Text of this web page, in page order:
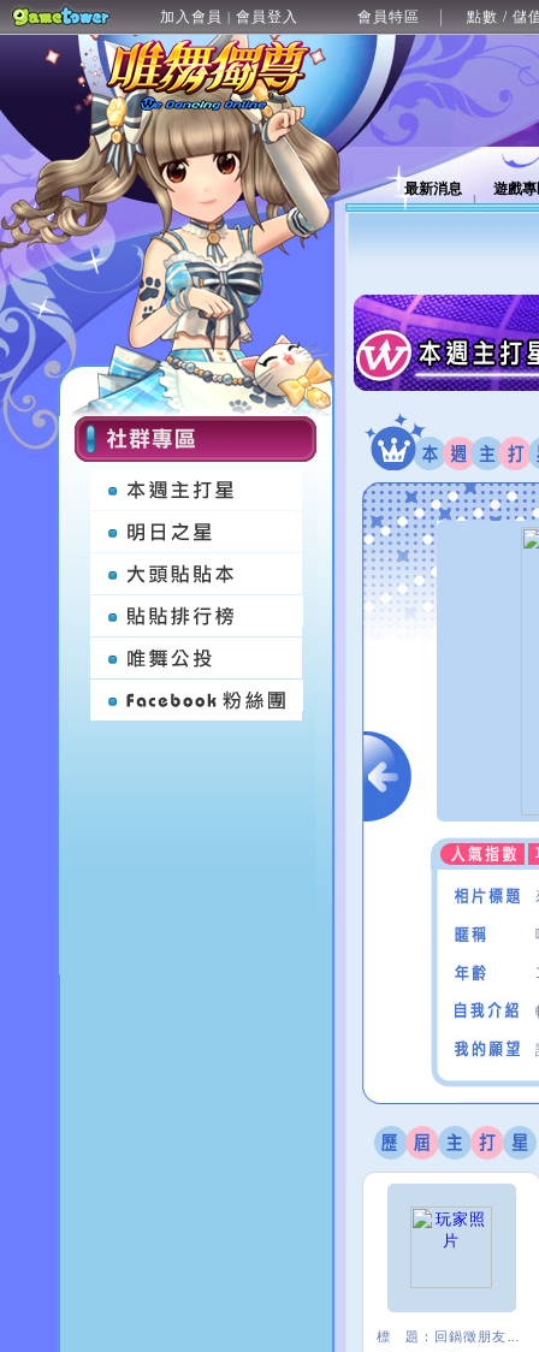
加入會員 | 會員登入 會員特區 點數 / 儲
最新消息 遊戲
標 題：